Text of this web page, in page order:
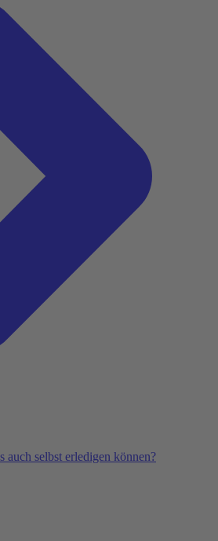
Sie da!
auch selbst erledigen können?